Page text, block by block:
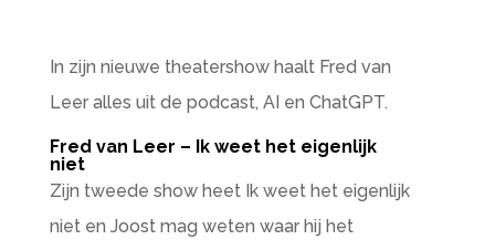
In zijn nieuwe theatershow haalt Fred van
Leer alles uit de podcast, AI en ChatGPT.
Fred van Leer – Ik weet het eigenlijk
niet
Zijn tweede show heet Ik weet het eigenlijk
niet en Joost mag weten waar hij het